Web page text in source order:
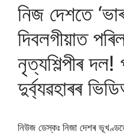
নিজ দেশতে
দিবলগীয়াত
নৃত্যশিল্পীৰ
দুৰ্ব্যৱহাৰৰ
নিউজ ডেস্কঃ নিজা দেশৰ